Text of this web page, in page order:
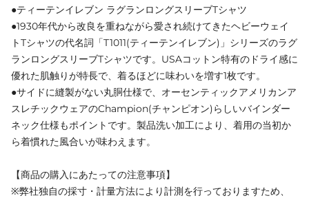
●ティーテンイレブン ラグランロングスリーブTシャツ
●1930年代から改良を重ねながら愛され続けてきたヘビーウェイ
トTシャツの代名詞「T1011(ティーテンイレブン)」シリーズのラグ
ランロングスリーブTシャツです。USAコットン特有のドライ感に
優れた肌触りが特長で、着るほどに味わいを増す1枚です。
●サイドに縫製がない丸胴仕様で、オーセンティックアメリカンア
スレチックウェアのChampion(チャンピオン)らしいバインダー
ネック仕様もポイントです。製品洗い加工により、着用の当初か
ら着慣れた風合いが味わえます。
【商品の購入にあたっての注意事項】
※弊社独自の採寸・計量方法により計測を行っておりますため、